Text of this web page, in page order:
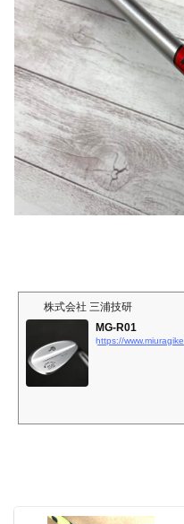
株式会社 三浦技研
MG-R01
https://